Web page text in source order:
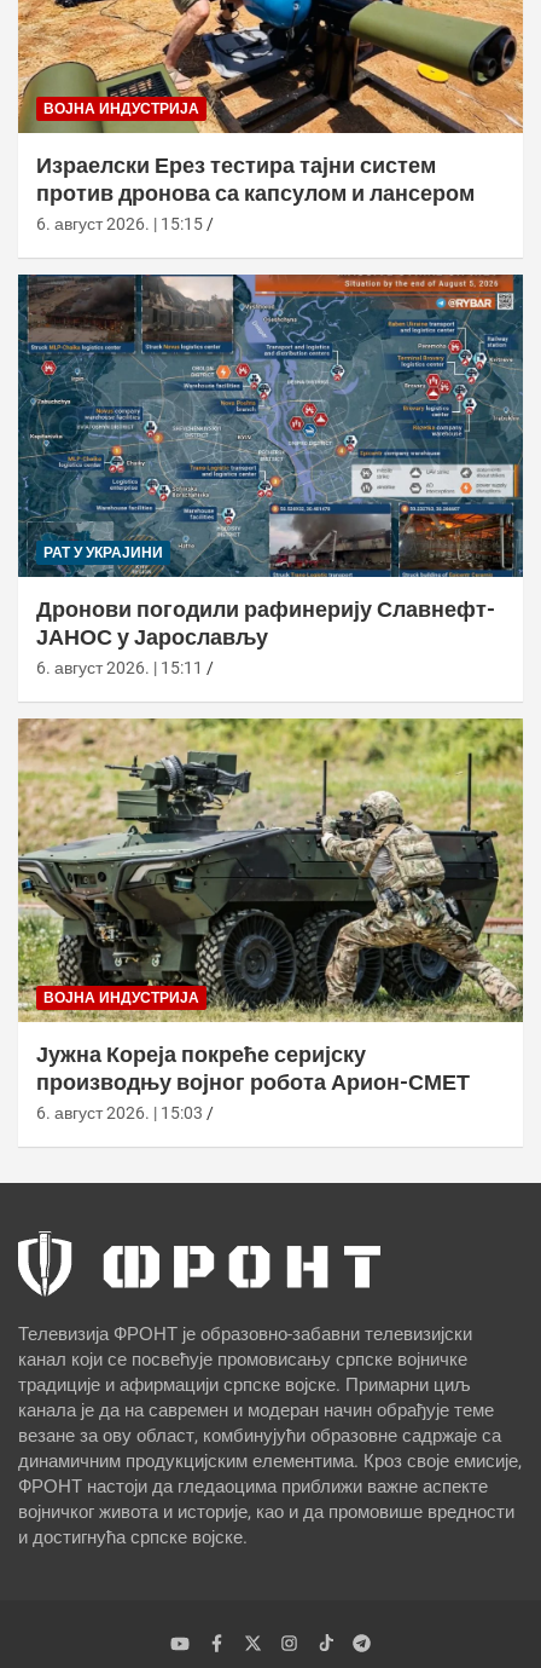
ВОЈНА ИНДУСТРИЈА
Израелски Ерез тестира тајни систем
против дронова са капсулом и лансером
6. август 2026. | 15:15
РАТ У УКРАЈИНИ
Дронови погодили рафинерију Славнефт-
ЈАНОС у Јарослављу
6. август 2026. | 15:11
ВОЈНА ИНДУСТРИЈА
Јужна Кореја покреће серијску
производњу војног робота Арион-СМЕТ
6. август 2026. | 15:03
Телевизија ФРОНТ је образовно-забавни телевизијски
канал који се посвећује промовисању српске војничке
традиције и афирмацији српске војске. Примарни циљ
канала је да на савремен и модеран начин обрађује теме
везане за ову област, комбинујући образовне садржаје са
динамичним продукцијским елементима. Кроз своје емисије,
ФРОНТ настоји да гледаоцима приближи важне аспекте
војничког живота и историје, као и да промовише вредности
и достигнућа српске војске.